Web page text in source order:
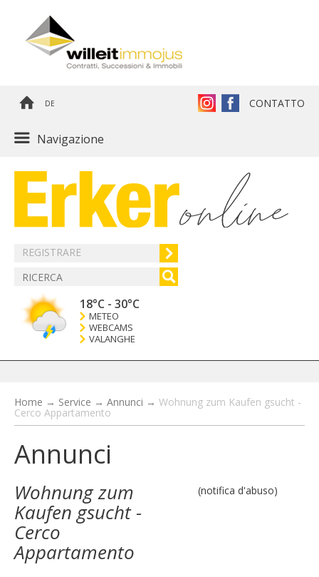
DE CONTATTO
Navigazione
REGISTRARE
18°C - 30°C
METEO
WEBCAMS
VALANGHE
Home → Service → Annunci → Wohnung zum Kaufen gsucht -
Cerco Appartamento
Annunci
Wohnung zum
Kaufen gsucht -
Cerco
Appartamento
(notifica d'abuso)